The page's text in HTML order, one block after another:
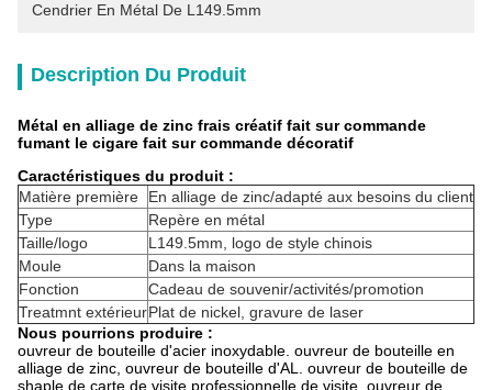
Cendrier En Métal De L149.5mm
Description Du Produit
Métal en alliage de zinc frais créatif fait sur commande
fumant le cigare fait sur commande décoratif
Caractéristiques du produit :
Matière première
En alliage de zinc/adapté aux besoins du client
Type
Repère en métal
Taille/logo
L149.5mm, logo de style chinois
Moule
Dans la maison
Fonction
Cadeau de souvenir/activités/promotion
Treatmnt extérieurPlat de nickel, gravure de laser
Nous pourrions produire :
ouvreur de bouteille d'acier inoxydable. ouvreur de bouteille en
alliage de zinc, ouvreur de bouteille d'AL. ouvreur de bouteille de
shaple de carte de visite professionnelle de visite, ouvreur de